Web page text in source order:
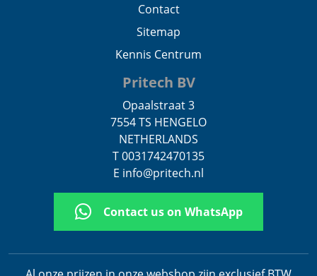
Contact
Sitemap
Kennis Centrum
Pritech BV
Opaalstraat 3
7554 TS HENGELO
NETHERLANDS
T 0031742470135
E info@pritech.nl
Contact us on WhatsApp